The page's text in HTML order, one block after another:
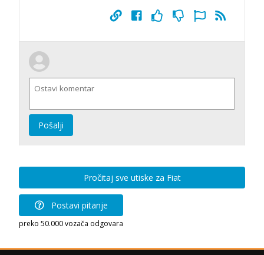
Pošalji
Pročitaj sve utiske za Fiat
Postavi pitanje
preko 50.000 vozača odgovara